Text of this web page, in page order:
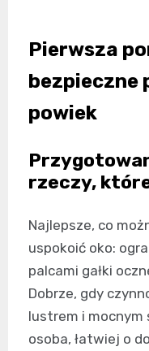
Pierwsza
bezpieczne
powiek
rzeczy,
Najlepsze, co
uspokoić oko:
palcami gałki
Dobrze, gdy
lustrem i mocnym
osoba, łatwiej o